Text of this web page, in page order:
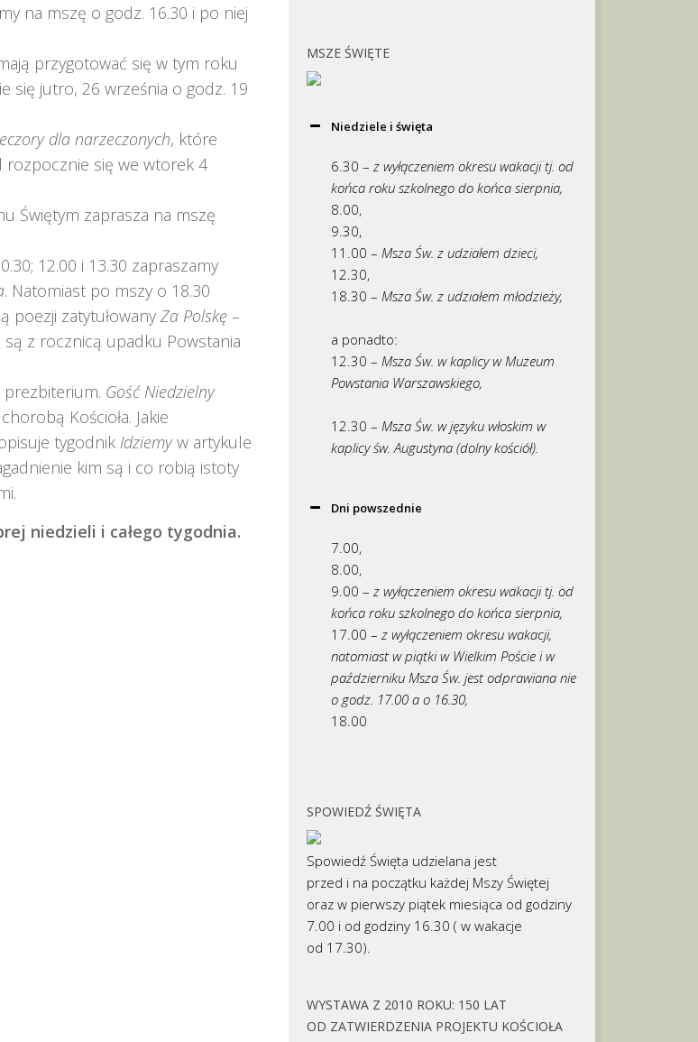
na mszę o godz. 16.30 i po niej
przygotować się w tym roku
się jutro, 26 września o godz. 19
dla narzeczonych, które
rozpocznie się we wtorek 4
Świętym zaprasza na mszę
12.00 i 13.30 zapraszamy
. Natomiast po mszy o 18.30
poezji zatytułowany Za Polskę –
z rocznicą upadku Powstania
Gość Niedzielny
Kościoła. Jakie
tygodnik Idziemyw artykule
kim są i co robią istoty
niedzieli i całego tygodnia.
MSZE ŚWIĘTE
Niedziele i święta
6.30 – z wyłączeniem okresu wakacji tj. od
końca roku szkolnego do końca sierpnia,
8.00,
9.30,
11.00 – Msza Św. z udziałem dzieci,
12.30,
18.30 – Msza Św. z udziałem młodzieży,
a ponadto:
12.30 – Msza Św. w kaplicy w Muzeum
Powstania Warszawskiego,
12.30 – Msza Św. w języku włoskim w
kaplicy św. Augustyna (dolny kościół).
Dni powszednie
7.00,
8.00,
9.00 – z wyłączeniem okresu wakacji tj. od
końca roku szkolnego do końca sierpnia,
17.00 – z wyłączeniem okresu wakacji,
natomiast w piątki w Wielkim Poście i w
październiku Msza Św. jest odprawiana nie
o godz. 17.00 a o 16.30,
18.00
SPOWIEDŹ ŚWIĘTA
Spowiedź Święta udzielana jest
przed i na początku każdej Mszy Świętej
oraz w pierwszy piątek miesiąca od godziny
7.00 i od godziny 16.30 ( w wakacje
od 17.30).
WYSTAWA Z 2010 ROKU: 150 LAT
OD ZATWIERDZENIA PROJEKTU KOŚCIOŁA